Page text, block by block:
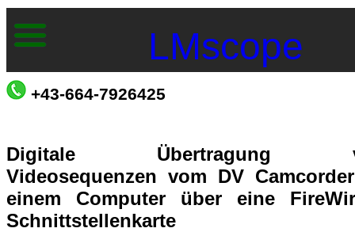
LMscope
+43-664-7926425
Digitale Übertragung
Videosequenzen vom DV
einem Computer über eine
Schnittstellenkarte